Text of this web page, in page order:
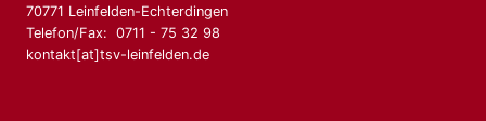
70771 Leinfelden-Echterdingen
Telefon/Fax: 0711 - 75 32 98
kontakt[at]tsv-leinfelden.de